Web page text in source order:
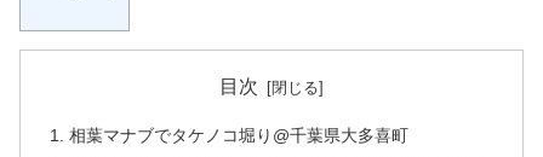
目次
相葉マナブでタケノコ堀り@千葉県大多喜町